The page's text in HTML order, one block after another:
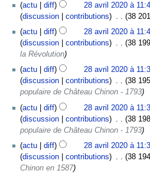
actu
diff 28 avril 2020 à
discussion
contributions 38
A
u
c
n
r
é
s
u
m
d
e
actu diff 28 avril 2020 à
discussion
contributions 38
la Révolution
actu
diff 28 avril 2020 à
discussion
contributions 38
populaire de Château Chinon - 1793
actu
diff 28 avril 2020 à
discussion
contributions 38
populaire de Château Chinon - 1793
actu
diff 28 avril 2020 à
discussion
contributions 38
Chinon en 1587